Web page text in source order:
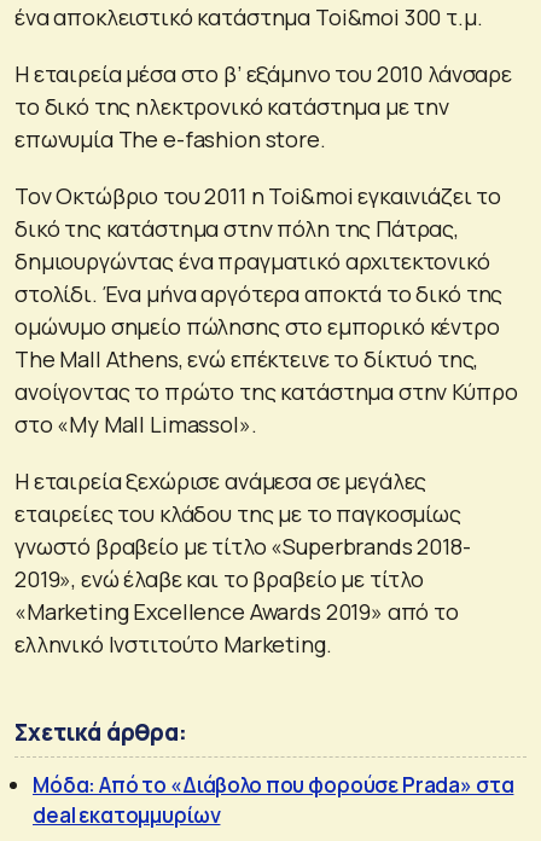
ένα αποκλειστικό κατάστημα Toi&moi 300 τ.μ.
Η εταιρεία μέσα στο β’ εξάμηνο του 2010 λάνσαρε
το δικό της ηλεκτρονικό κατάστημα με την
επωνυμία The e-fashion store.
Τον Οκτώβριο του 2011 η Toi&moi εγκαινιάζει το
δικό της κατάστημα στην πόλη της Πάτρας,
δημιουργώντας ένα πραγματικό αρχιτεκτονικό
στολίδι. Ένα μήνα αργότερα αποκτά το δικό της
ομώνυμο σημείο πώλησης στο εμπορικό κέντρο
The Mall Athens, ενώ επέκτεινε το δίκτυό της,
ανοίγοντας το πρώτο της κατάστημα στην Κύπρο
στο «My Mall Limassol».
Η εταιρεία ξεχώρισε ανάμεσα σε μεγάλες
εταιρείες του κλάδου της με το παγκοσμίως
γνωστό βραβείο με τίτλο «Superbrands 2018-
2019», ενώ έλαβε και το βραβείο με τίτλο
«Marketing Excellence Awards 2019» από το
ελληνικό Ινστιτούτο Marketing.
Σχετικά άρθρα:
Μόδα: Από το «Διάβολο που φορούσε Prada» στα
deal εκατομμυρίων